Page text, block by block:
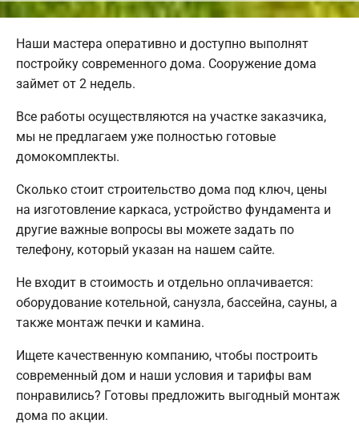
Наши мастера оперативно и доступно выполнят
постройку современного дома. Сооружение дома
займет от 2 недель.
Все работы осуществляются на участке заказчика,
мы не предлагаем уже полностью готовые
домокомплекты.
Сколько стоит строительство дома под ключ, цены
на изготовление каркаса, устройство фундамента и
другие важные вопросы вы можете задать по
телефону, который указан на нашем сайте.
Не входит в стоимость и отдельно оплачивается:
оборудование котельной, санузла, бассейна, сауны, а
также монтаж печки и камина.
Ищете качественную компанию, чтобы построить
современный дом и наши условия и тарифы вам
понравились? Готовы предложить выгодный монтаж
дома по акции.